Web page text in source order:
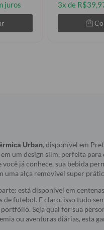
juros 3x de
Urban, disponível em
um design slim, perfeita
você já conhece, sua bebida
uma alça removível super
está disponível em
de futebol. E claro, isso tudo
Seja qual for sua
ou aventuras diárias, esta